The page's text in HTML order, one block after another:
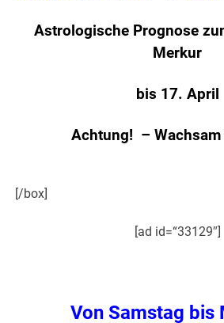
Astrologische Prognose
Merkur
bis 17. April
Achtung! – Wachsam
[/box]
[ad id=“33129″]
Von Samstag bis